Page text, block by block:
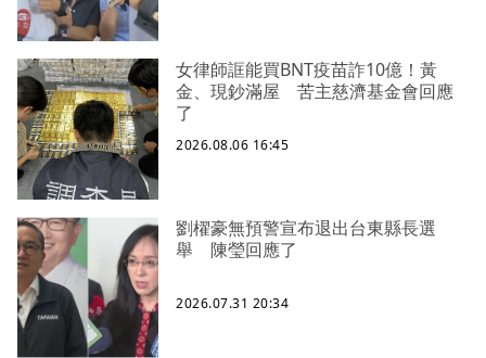
女律師誆能買BNT疫苗詐10億！黃
金、現鈔滿屋 苦主慈濟基金會回應
了
2026.08.06 16:45
劉櫂豪無預警宣布退出台東縣長選
舉 陳瑩回應了
2026.07.31 20:34